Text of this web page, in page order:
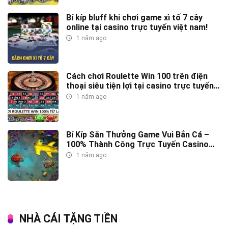
Bí kíp bluff khi chơi game xì tố 7 cây
online tại casino trực tuyến việt nam!
1 năm ago
Cách chơi Roulette Win 100 trên điện
thoại siêu tiện lợi tại casino trực tuyến
việt nam
1 năm ago
Bí Kíp Săn Thưởng Game Vui Bắn Cá –
100% Thành Công Trực Tuyến Casino
Việt Nam
1 năm ago
NHÀ CÁI TẶNG TIỀN